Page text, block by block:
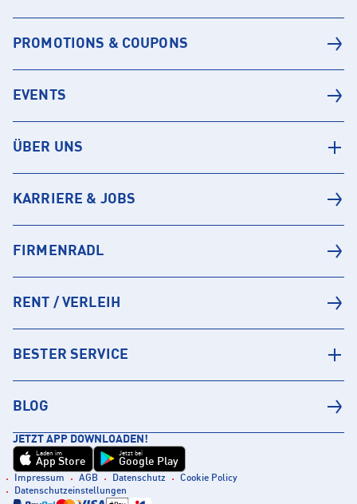
PROMOTIONS & COUPONS
EVENTS
ÜBER UNS
KARRIERE & JOBS
FIRMENRADL
RENT / VERLEIH
BESTER SERVICE
BLOG
JETZT APP DOWNLOADEN!
Laden im
App Store
Jetzt bei
Google Play
Impressum AGB Datenschutz
Cookie Policy
Datenschutzeinstellungen